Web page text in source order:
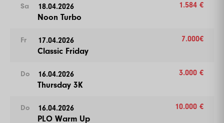
Sa 18.04.2026
Noon Turbo
1.584 €
Fr 17.04.2026
Classic Friday
7.000€
Do 16.04.2026
Thursday 3K
3.000 €
Do 16.04.2026
PLO Warm Up
10.000 €